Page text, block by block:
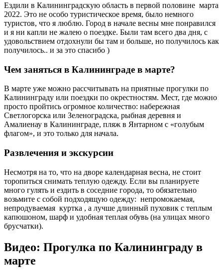
Ездили в Калининградскую область в первой половине марта
2022. Это не особо туристическое время, было немного
туристов, что я люблю. Город в начале весны мне понравился
и я ни капли не жалею о поездке. Были там всего два дня, с
удовольствием отдохнули бы там и больше, но получилось как
получилось.. и за это спасибо )
Чем заняться в Калининграде в марте?
В марте уже можно рассчитывать на приятные прогулки по
Калининграду или поездки по окрестностям. Мест, где можно
просто пройтись огромное количество: набережная
Светлогорска или Зеленоградска, рыбная деревня и
Амалиенау в Калининграде, пляж в Янтарном с «голубым
флагом», и это только для начала.
Развлечения и экскурсии
Несмотря на то, что на дворе календарная весна, не стоит
торопиться снимать теплую одежду. Если вы планируете
много гулять и ездить в соседние города, то обязательно
возьмите с собой подходящую одежду: непромокаемая,
непродуваемая куртка , а лучше длинный пуховик с теплым
капюшоном, шарф и удобная теплая обувь (на улицах много
брусчатки).
Видео: Прогулка по Калининграду в
марте